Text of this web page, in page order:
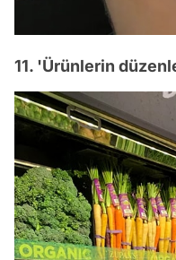
11. 'Ürünlerin